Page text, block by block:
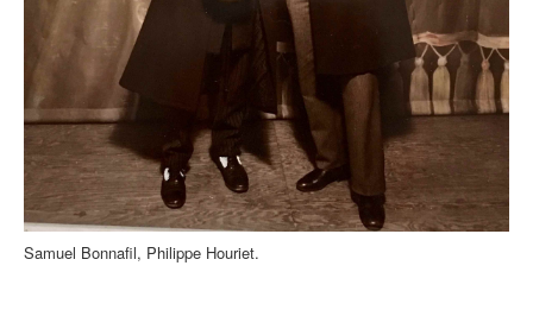
Samuel Bonnafil, Philippe Houriet.